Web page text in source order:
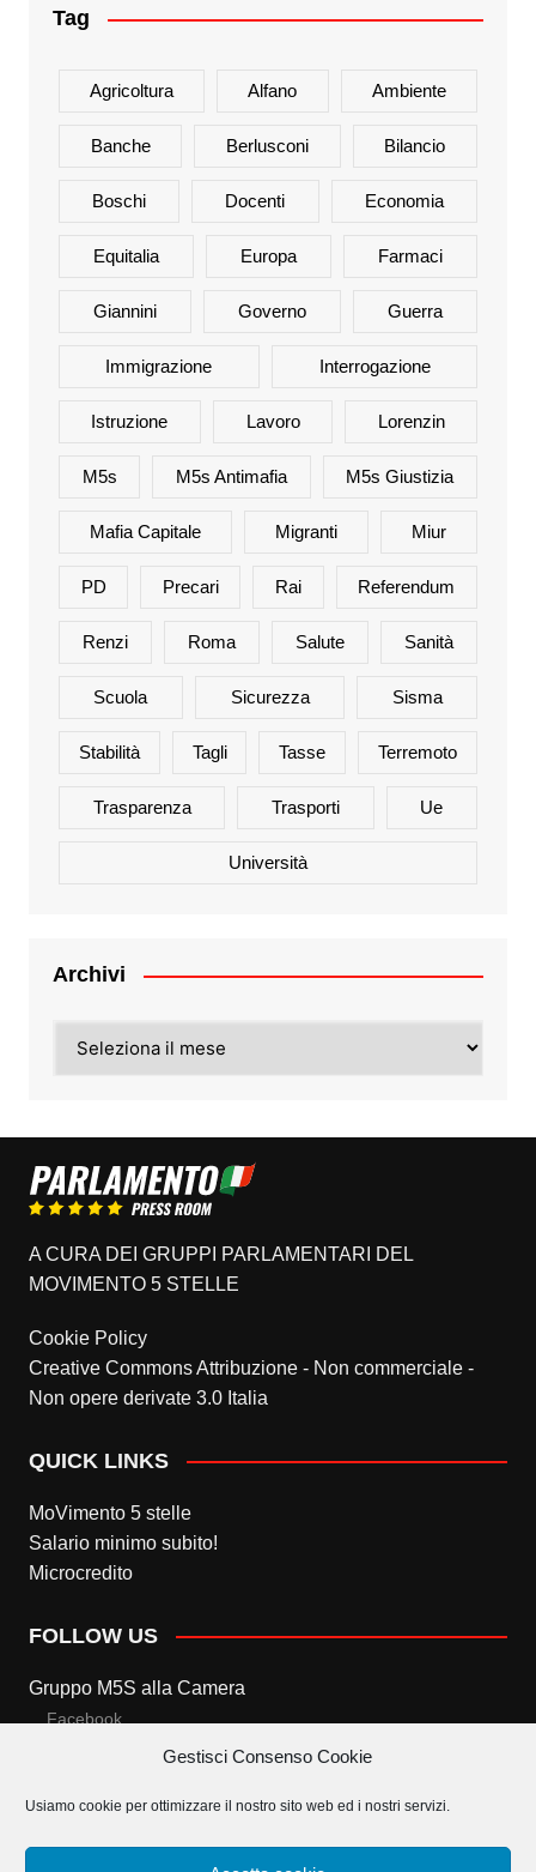
Gestisci Consenso Cookie
Usiamo cookie per ottimizzare il nostro sito web ed i nostri servizi.
Tag
Agricoltura Alfano Ambiente
Banche Berlusconi Bilancio
Boschi Docenti Economia
Equitalia Europa Farmaci
Giannini Governo Guerra
Immigrazione Interrogazione
Istruzione Lavoro Lorenzin
M5s M5s Antimafia M5s Giustizia
Mafia Capitale Migranti Miur
PD Precari Rai Referendum
Renzi Roma Salute Sanità
Scuola Sicurezza Sisma
Stabilità Tagli Tasse Terremoto
Trasparenza Trasporti Ue
Università
Archivi
A CURA DEI GRUPPI PARLAMENTARI DEL
MOVIMENTO 5 STELLE
Cookie Policy
Creative Commons Attribuzione - Non commerciale -
Non opere derivate 3.0 Italia
QUICK LINKS
MoVimento 5 stelle
Salario minimo subito!
Microcredito
FOLLOW US
Gruppo M5S alla Camera
Facebook